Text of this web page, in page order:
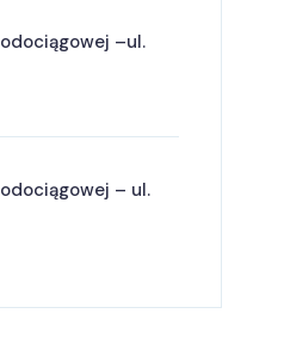
–ul.
– ul.